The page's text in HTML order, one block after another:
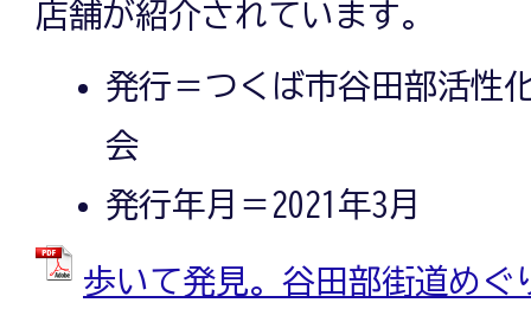
店舗が紹介されています。
発行＝つくば市谷田部活性
会
発行年月＝2021年3月
歩いて発見。谷田部街道めぐ